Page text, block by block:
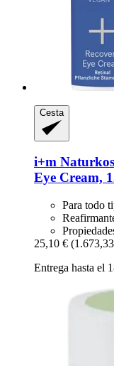
Cesta
i+m
Eye Cream,
Para todo
25,10 €
Entrega hasta el